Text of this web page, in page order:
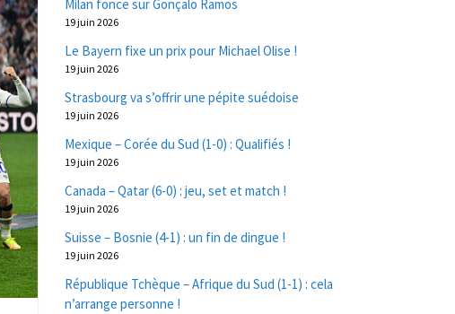
Milan fonce sur Gonçalo Ramos
19 juin 2026
Le Bayern fixe un prix pour Michael Olise !
19 juin 2026
Strasbourg va s’offrir une pépite suédoise
19 juin 2026
Mexique – Corée du Sud (1-0) : Qualifiés !
19 juin 2026
Canada – Qatar (6-0) : jeu, set et match !
19 juin 2026
Suisse – Bosnie (4-1) : un fin de dingue !
19 juin 2026
République Tchèque – Afrique du Sud (1-1) : cela
n’arrange personne !